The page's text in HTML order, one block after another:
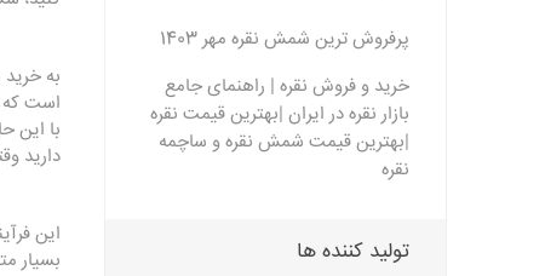
به
است که
با این
دارید
این
بسیار
پرفروش ترین شمش نقره مهر 1403
خرید و فروش نقره | راهنمای جامع
بازار نقره در ایران |بهترین قیمت نقره
|بهترین قیمت شمش نقره و ساچمه
نقره
تولید کننده ها